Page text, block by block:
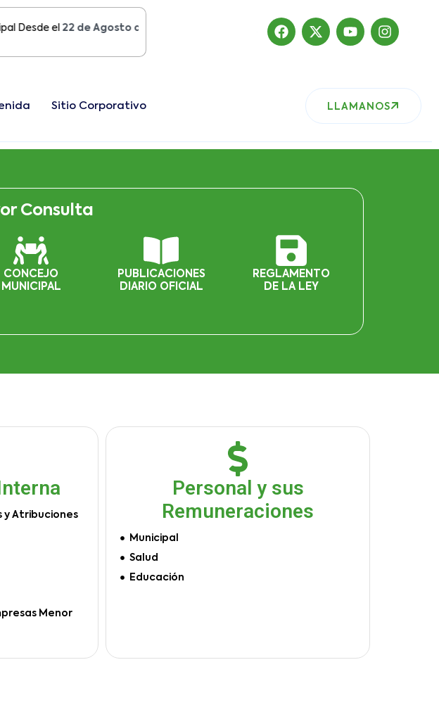
el22 de Agosto del 2019
Sitio Corporativo LLAMANOS
Consulta
CONCEJO
MUNICIPAL
PUBLICACIONES
DIARIO OFICIAL
REGLAMENTO
DE LA LEY
y Atribuciones
Menor
Personal y sus
Remuneraciones
Municipal
Salud
Educación